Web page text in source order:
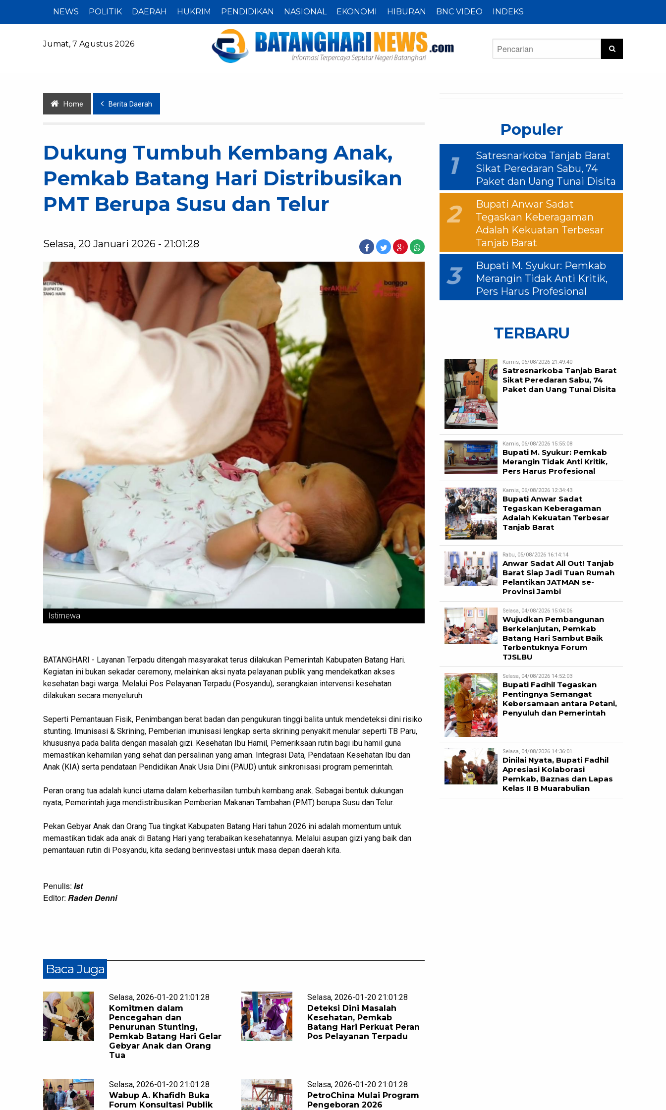
NEWS POLITIK DAERAH HUKRIM PENDIDIKAN NASIONAL EKONOMI HIBURAN BNC VIDEO INDEKS
Jumat, 7 Agustus 2026
Home Berita Daerah
Dukung Tumbuh Kembang Anak,
Pemkab Batang Hari Distribusikan
PMT Berupa Susu dan Telur
Selasa, 20 Januari 2026 - 21:01:28
Istimewa
BATANGHARI - ‎Layanan Terpadu ditengah masyarakat terus dilakukan Pemerintah Kabupaten Batang Hari.
Kegiatan ini bukan sekadar ceremony, melainkan aksi nyata pelayanan publik yang mendekatkan akses
kesehatan bagi warga. Melalui Pos Pelayanan Terpadu (Posyandu), serangkaian intervensi kesehatan
dilakukan secara menyeluruh.
‎Seperti Pemantauan Fisik, Penimbangan berat badan dan pengukuran tinggi balita untuk mendeteksi dini risiko
stunting. ‎Imunisasi & Skrining, Pemberian imunisasi lengkap serta skrining penyakit menular seperti TB Paru,
khususnya pada balita dengan masalah gizi. ‎Kesehatan Ibu Hamil, Pemeriksaan rutin bagi ibu hamil guna
memastikan kehamilan yang sehat dan persalinan yang aman. ‎Integrasi Data, Pendataan Kesehatan Ibu dan
Anak (KIA) serta pendataan Pendidikan Anak Usia Dini (PAUD) untuk sinkronisasi program pemerintah.
‎Peran orang tua adalah kunci utama dalam keberhasilan tumbuh kembang anak. Sebagai bentuk dukungan
nyata, Pemerintah juga mendistribusikan Pemberian Makanan Tambahan (PMT) berupa Susu dan Telur.
‎Pekan Gebyar Anak dan Orang Tua tingkat Kabupaten Batang Hari tahun 2026 ini adalah momentum untuk
memastikan tidak ada anak di Batang Hari yang terabaikan kesehatannya. Melalui asupan gizi yang baik dan
pemantauan rutin di Posyandu, kita sedang berinvestasi untuk masa depan daerah kita.
Penulis: Ist
Editor: Raden Denni
Baca Juga
Selasa, 2026-01-20 21:01:28
Komitmen dalam
Pencegahan dan
Penurunan Stunting,
Pemkab Batang Hari Gelar
Gebyar Anak dan Orang
Tua
Selasa, 2026-01-20 21:01:28
Deteksi Dini Masalah
Kesehatan, Pemkab
Batang Hari Perkuat Peran
Pos Pelayanan Terpadu
Selasa, 2026-01-20 21:01:28
Wabup A. Khafidh Buka
Forum Konsultasi Publik
Selasa, 2026-01-20 21:01:28
PetroChina Mulai Program
Pengeboran 2026
Populer
1
Satresnarkoba Tanjab Barat
Sikat Peredaran Sabu, 74
Paket dan Uang Tunai Disita
2
Bupati Anwar Sadat
Tegaskan Keberagaman
Adalah Kekuatan Terbesar
Tanjab Barat
3
Bupati M. Syukur: Pemkab
Merangin Tidak Anti Kritik,
Pers Harus Profesional
TERBARU
Kamis, 06/08/2026 21:49:40
Satresnarkoba Tanjab Barat
Sikat Peredaran Sabu, 74
Paket dan Uang Tunai Disita
Kamis, 06/08/2026 15:55:08
Bupati M. Syukur: Pemkab
Merangin Tidak Anti Kritik,
Pers Harus Profesional
Kamis, 06/08/2026 12:34:43
Bupati Anwar Sadat
Tegaskan Keberagaman
Adalah Kekuatan Terbesar
Tanjab Barat
Rabu, 05/08/2026 16:14:14
Anwar Sadat All Out! Tanjab
Barat Siap Jadi Tuan Rumah
Pelantikan JATMAN se-
Provinsi Jambi
Selasa, 04/08/2026 15:04:06
Wujudkan Pembangunan
Berkelanjutan, Pemkab
Batang Hari Sambut Baik
Terbentuknya Forum
TJSLBU
Selasa, 04/08/2026 14:52:03
Bupati Fadhil Tegaskan
Pentingnya Semangat
Kebersamaan antara Petani,
Penyuluh dan Pemerintah
Selasa, 04/08/2026 14:36:01
Dinilai Nyata, Bupati Fadhil
Apresiasi Kolaborasi
Pemkab, Baznas dan Lapas
Kelas II B Muarabulian